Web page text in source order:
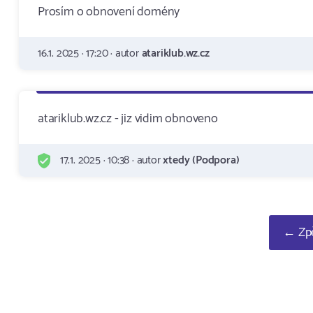
Prosím o obnovení domény
16.1. 2025 · 17:20 · autoratariklub.wz.cz
atariklub.wz.cz - jiz vidim obnoveno
17.1. 2025 · 10:38 · autorxtedy (Podpora)
←